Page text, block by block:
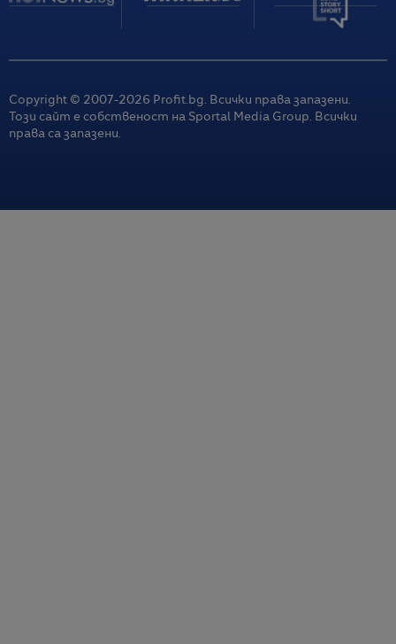
Copyright © 2007-2026 Profit.bg. Всички права запазени.
Този сайт е собственост на Sportal Media Group. Всички
права са запазени.